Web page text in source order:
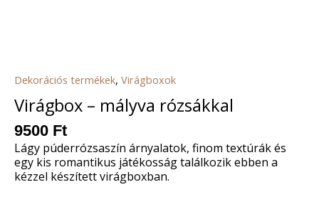
Dekorációs termékek, Virágboxok
Virágbox – mályva rózsákkal
9500 Ft
Lágy púderrózsaszín árnyalatok, finom textúrák és
egy kis romantikus játékosság találkozik ebben a
kézzel készített virágboxban.